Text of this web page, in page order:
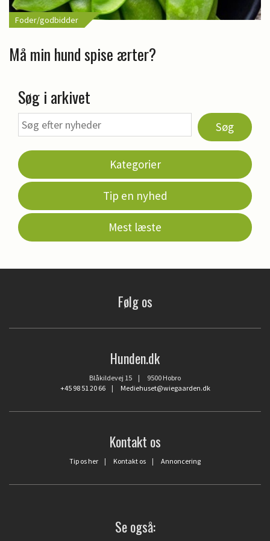
Foder/godbidder
Må min hund spise ærter?
Søg i arkivet
Søg
Kategorier
Tip en nyhed
Mest læste
Følg os
Hunden.dk
Blåkildevej 15 | 9500 Hobro
+45 98 51 20 66| Mediehuset@wiegaarden.dk
Kontakt os
Tip os her | Kontakt os | Annoncering
Se også: